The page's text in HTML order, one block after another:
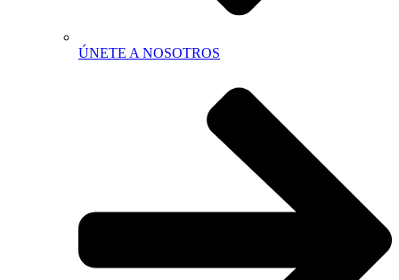
ÚNETE A NOSOTROS